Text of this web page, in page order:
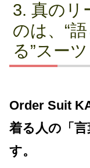
真のリ
のは、“
る”スーツ
Order Suit
着る人の「
す。